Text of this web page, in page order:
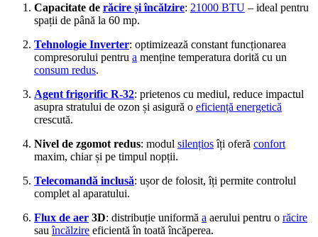
Capacitate de răcire și încălzire: 21000 BTU – ideal pentru
spații de până la 60 mp.
Tehnologie Inverter: optimizează constant funcționarea
compresorului pentru a menține temperatura dorită cu un
consum redus.
Agent frigorific R-32: prietenos cu mediul, reduce impactul
asupra stratului de ozon și asigură o eficiență energetică
crescută.
Nivel de zgomot redus: modul silențiosîți oferă confort
maxim, chiar și pe timpul nopții.
Telecomandă inclusă: ușor de folosit, îți permite controlul
complet al aparatului.
Flux de aer 3D: distribuție uniformă a aerului pentru o răcire
sauîncălzire eficientă în toată încăperea.